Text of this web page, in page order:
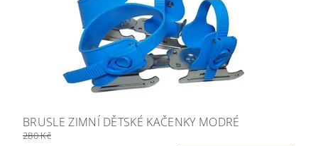
BRUSLE ZIMNÍ DĚTSKÉ KAČENKY MODRÉ
280 Kč